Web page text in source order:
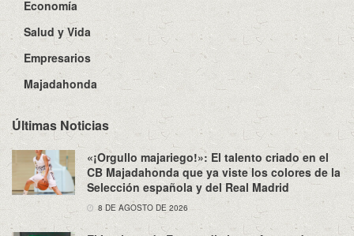
Economía
Salud y Vida
Empresarios
Majadahonda
Últimas Noticias
«¡Orgullo majariego!»: El talento criado en el
CB Majadahonda que ya viste los colores de la
Selección española y del Real Madrid
8 DE AGOSTO DE 2026